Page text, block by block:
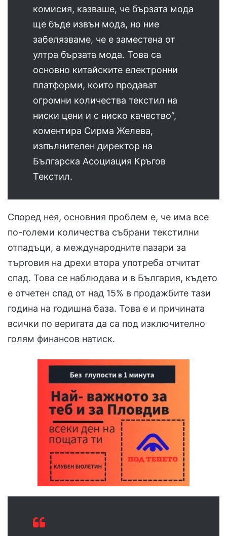
комисия, казваше, че бързата мода
ще бъде извън мода, но ние
забелязваме, че е заместена от
ултра бързата мода. Това са
основно китайските електронни
платформи, които продават
огромни количества текстил на
ниски цени и с ниско качество”,
коментира Сирма Желева,
изпълнителен директор на
Българска Асоциация Кръгов
Текстил.
Според нея, основния проблем е, че има все
по-големи количества събрани текстилни
отпадъци, а международните пазари за
търговия на дрехи втора употреба отчитат
спад. Това се наблюдава и в България, където
е отчетен спад от над 15% в продажбите тази
година на годишна база. Това е и причината
всички по веригата да са под изключително
голям финансов натиск.